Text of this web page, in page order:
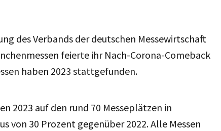
des Verbands der deutschen Messewirtschaft
feierte ihr Nach-Corona-Comeback
haben 2023 stattgefunden.
2023 auf den rund 70 Messeplätzen in
von 30 Prozent gegenüber 2022. Alle Messen